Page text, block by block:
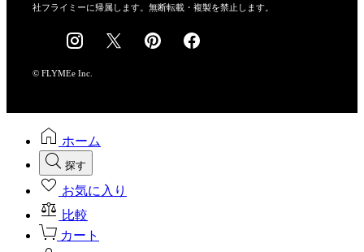
採用情報
社フライミーに帰属します。無断転載・複製を禁止します。
© FLYMEe Inc.
ホーム
探す
お気に入り
比較
カート